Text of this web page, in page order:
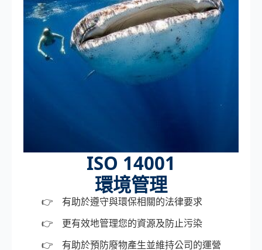
ISO 14001
環境管理
有助於遵守與環保相關的法律要求
更有效地管理您的資源及防止污染
有助於預防廢物產生並維持公司的運營